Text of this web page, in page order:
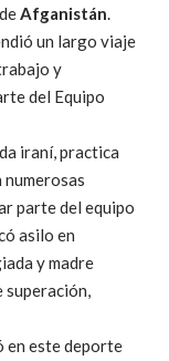
Afganistán
un largo viaje
y
del Equipo
iraní, practica
parte del equipo
asilo en
y madre
en este deporte